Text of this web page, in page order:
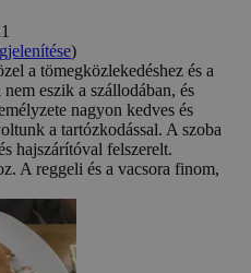
)
a tömegközlekedéshez és a
eszik a szállodában, és
nagyon kedves és
a tartózkodással. A szoba
hajszárítóval felszerelt.
A reggeli és a vacsora finom,